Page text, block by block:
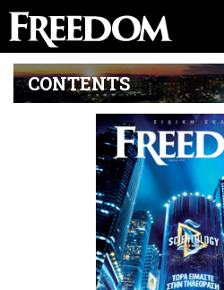
CONTENTS